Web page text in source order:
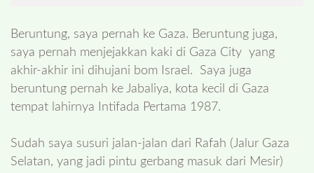
Beruntung, saya pernah ke Gaza. Beruntung juga,
saya pernah menjejakkan kaki di Gaza City yang
akhir-akhir ini dihujani bom Israel. Saya juga
beruntung pernah ke Jabaliya, kota kecil di Gaza
tempat lahirnya Intifada Pertama 1987.
Sudah saya susuri jalan-jalan dari Rafah (Jalur Gaza
Selatan, yang jadi pintu gerbang masuk dari Mesir)